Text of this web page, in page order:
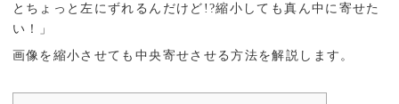
とちょっと左にずれるんだけど!?縮小しても真ん中に寄せた
い！」
画像を縮小させても中央寄せさせる方法を解説します。